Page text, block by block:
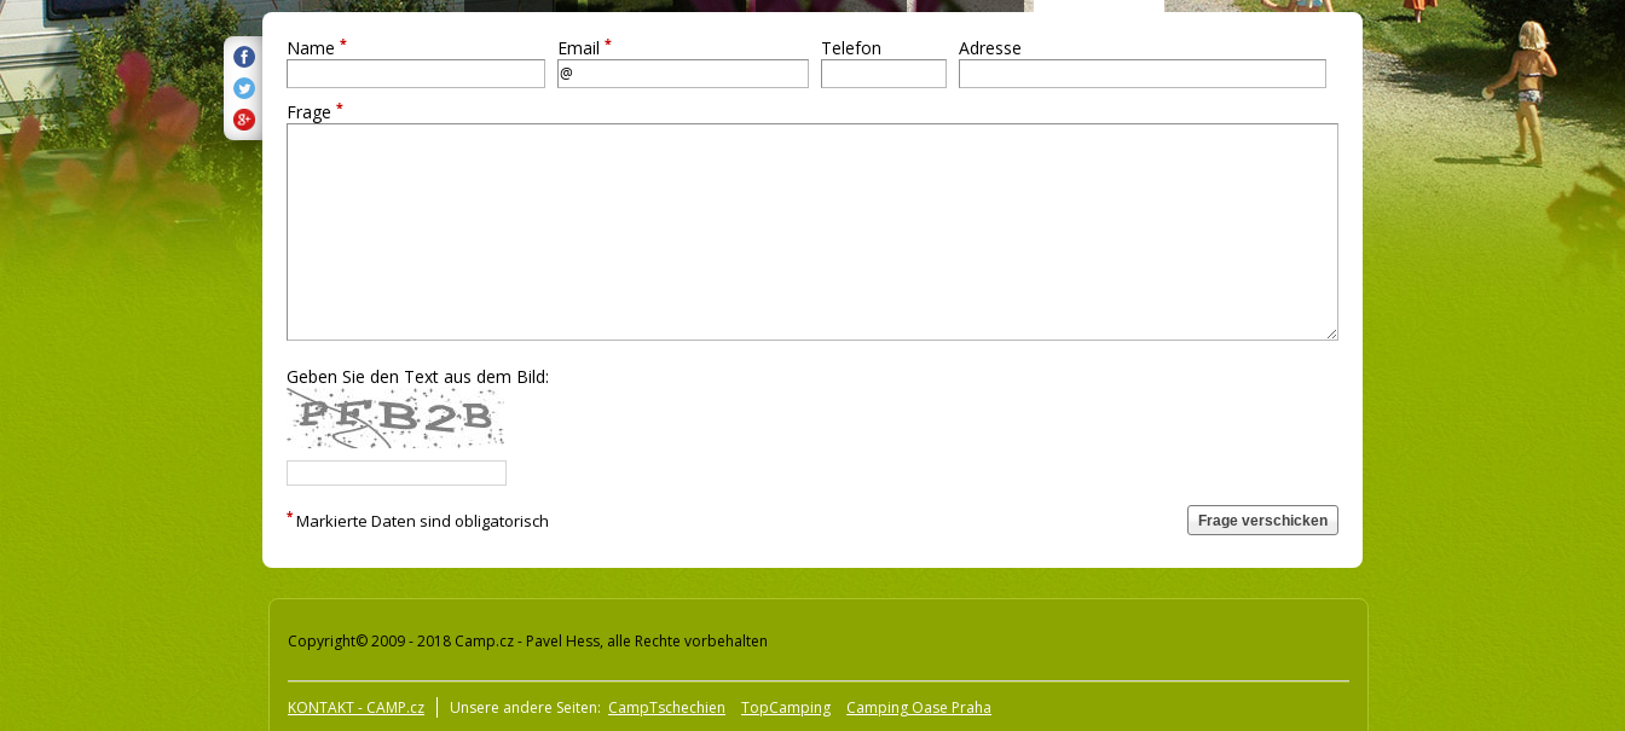
Name * Email * Telefon Adresse
Frage *
Geben Sie den Text aus dem Bild:
* Markierte Daten sind obligatorisch
Copyright© 2009 - 2018 Camp.cz - Pavel Hess, alle Rechte vorbehalten
KONTAKT - CAMP.cz Unsere andere Seiten: CampTschechien TopCamping Camping Oase Praha